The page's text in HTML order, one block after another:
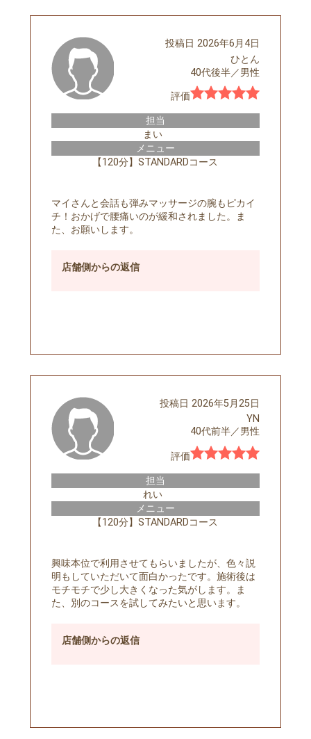
ひとん
40代後半／男性
投稿日2026年6月4日
評価
担当
まい
メニュー
【120分】STANDARDコース
マイさんと会話も弾みマッサージの腕もピカイ
チ！おかげで腰痛いのが緩和されました。ま
た、お願いします。
店舗側からの返信
YN
40代前半／男性
投稿日2026年5月25日
評価
担当
れい
メニュー
【120分】STANDARDコース
興味本位で利用させてもらいましたが、色々説
明もしていただいて面白かったです。施術後は
モチモチで少し大きくなった気がします。ま
た、別のコースを試してみたいと思います。
店舗側からの返信